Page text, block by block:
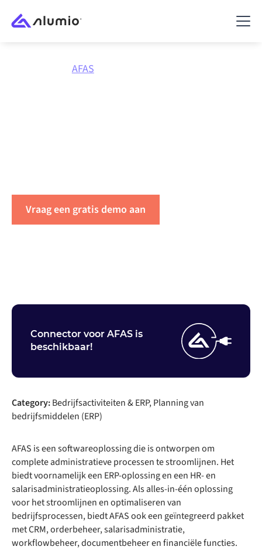
AFAS
Vraag een gratis demo aan
Connector voor AFAS is
beschikbaar!
Category:Bedrijfsactiviteiten & ERP, Planning van
bedrijfsmiddelen (ERP)
AFAS is een softwareoplossing die is ontworpen om
complete administratieve processen te stroomlijnen. Het
biedt voornamelijk een ERP-oplossing en een HR- en
salarisadministratieoplossing. Als alles-in-één oplossing
voor het stroomlijnen en optimaliseren van
bedrijfsprocessen, biedt AFAS ook een geïntegreerd pakket
met CRM, orderbeheer, salarisadministratie,
workflowbeheer, documentbeheer en financiële functies.